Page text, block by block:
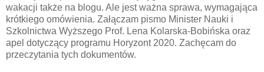
wakacji także na blogu. Ale jest ważna sprawa, wymagająca
krótkiego omówienia. Załączam pismo Minister Nauki i
Szkolnictwa Wyższego Prof. Lena Kolarska-Bobińska oraz
apel dotyczący programu Horyzont 2020. Zachęcam do
przeczytania tych dokumentów.